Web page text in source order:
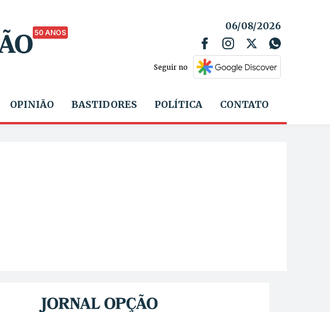
50 ANOS
06/08/2026
Seguir no
OPINIÃO BASTIDORES POLÍTICA CONTATO